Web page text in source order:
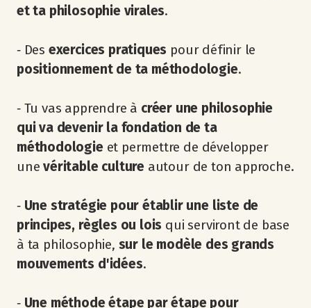
et ta philosophie virales.
‐ Des exercices pratiques pour définir le
positionnement de ta méthodologie.
‐ Tu vas apprendre à créer une philosophie
qui va devenir la fondation de ta
méthodologie et permettre de développer
unevéritable culture autour de ton approche.
‐ Une stratégie pour établir une liste de
principes, règles ou lois qui serviront de base
à ta philosophie, sur le modèle des grands
mouvements d'idées.
‐ Une méthode étape par étape pour